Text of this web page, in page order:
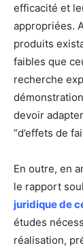
efficacité et
appropriées.
produits
faibles que
recherche
devoir
“d’effets de
En outre, en
le rapport
juridique de
études
réalisation,